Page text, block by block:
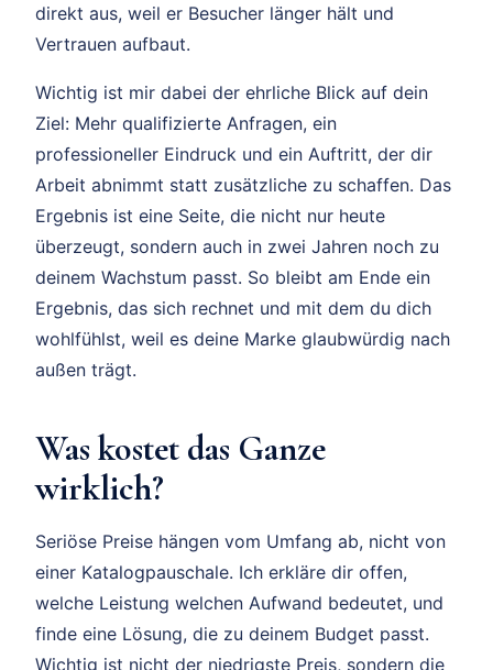
direkt aus, weil er Besucher länger hält und
Vertrauen aufbaut.
Wichtig ist mir dabei der ehrliche Blick auf dein
Ziel: Mehr qualifizierte Anfragen, ein
professioneller Eindruck und ein Auftritt, der dir
Arbeit abnimmt statt zusätzliche zu schaffen. Das
Ergebnis ist eine Seite, die nicht nur heute
überzeugt, sondern auch in zwei Jahren noch zu
deinem Wachstum passt. So bleibt am Ende ein
Ergebnis, das sich rechnet und mit dem du dich
wohlfühlst, weil es deine Marke glaubwürdig nach
außen trägt.
Was kostet das Ganze
wirklich?
Seriöse Preise hängen vom Umfang ab, nicht von
einer Katalogpauschale. Ich erkläre dir offen,
welche Leistung welchen Aufwand bedeutet, und
finde eine Lösung, die zu deinem Budget passt.
Wichtig ist nicht der niedrigste Preis, sondern die